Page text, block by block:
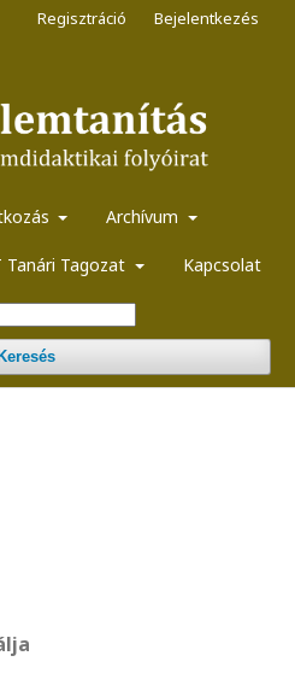
Archívum
Tanári Tagozat Kapcsolat
Keresés
Regisztráció Bejelentkezés